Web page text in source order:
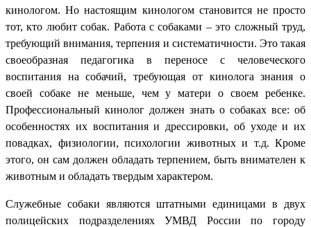
кинологом. Но настоящим кинологом становится не просто
тот, кто любит собак. Работа с собаками – это сложный труд,
требующий внимания, терпения и систематичности. Это такая
своеобразная педагогика в переносе с человеческого
воспитания на собачий, требующая от кинолога знания о
своей собаке не меньше, чем у матери о своем ребенке.
Профессиональный кинолог должен знать о собаках все: об
особенностях их воспитания и дрессировки, об уходе и их
повадках, физиологии, психологии животных и т.д. Кроме
этого, он сам должен обладать терпением, быть внимателен к
животным и обладать твердым характером.
Служебные собаки являются штатными единицами в двух
полицейских подразделениях УМВД России по городу